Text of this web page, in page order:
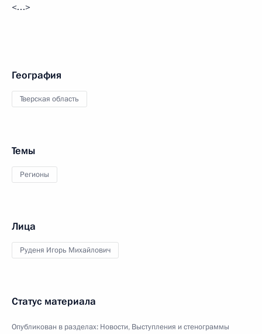
<…>
География
Тверская область
Темы
Регионы
Лица
Руденя Игорь Михайлович
Статус материала
Опубликован в разделах: Новости, Выступления и стенограммы